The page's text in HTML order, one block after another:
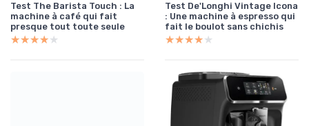
Test The Barista Touch : La
machine à café qui fait
presque tout toute seule
★★★★★
★★★★★
Test De'Longhi Vintage Icona
: Une machine à espresso qui
fait le boulot sans chichis
★★★★★
★★★★★